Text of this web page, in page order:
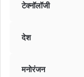
टेक्नॉलॉजी
देश
मनोरंजन